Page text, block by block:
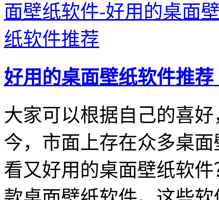
好用的桌面壁纸软件推荐
大家可以根据自己的喜
今，市面上存在众多桌
看又好用的桌面壁纸软